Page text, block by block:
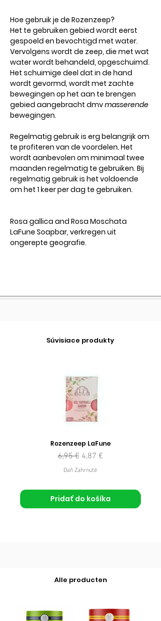
Hoe gebruik je de Rozenzeep?
Het te gebruiken gebied wordt eerst
gespoeld en bevochtigd met water.
Vervolgens wordt de zeep, die met wat
water wordt behandeld, opgeschuimd.
Het schuimige deel dat in de hand
wordt gevormd, wordt met zachte
bewegingen op het aan te brengen
gebied aangebracht dmvmasserende
bewegingen.
Regelmatig gebruik is erg belangrijk om
te profiteren van de voordelen. Het
wordt aanbevolen om minimaal twee
maanden regelmatig te gebruiken. Bij
regelmatig gebruik is het voldoende
om het 1 keer per dag te gebruiken.
Rosa gallica and Rosa Moschata
LaFune Soapbar, verkregen uit
ongerepte geografie.
Súvisiace produkty
Rozenzeep LaFune
Normálna cena
6,95 € Zľavnená cena
4,87 €
Daň Zahrnuté
Pridať do košíka
Alle producten